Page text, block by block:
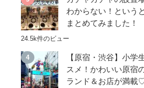
わからない！という
まとめてみました！
24.5k件のビュー
【原宿・渋谷】小学
スメ！かわいい原宿
ランド＆お店が満載